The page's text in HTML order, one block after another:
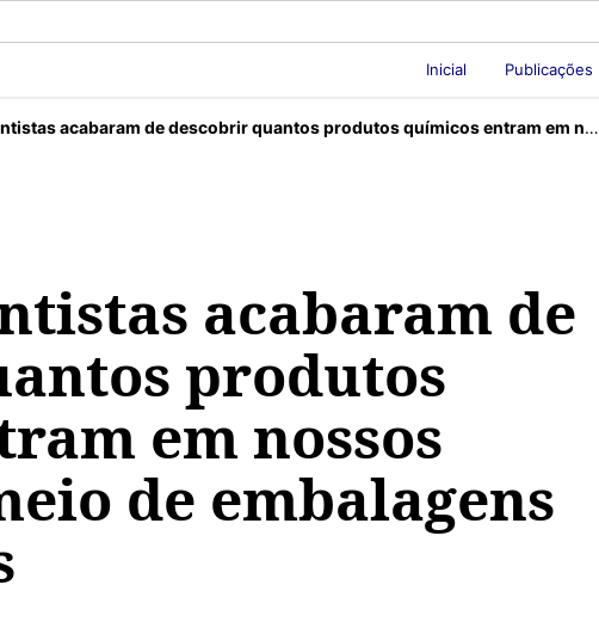
Inicial Publicações
de descobrir quantos produtos químicos entram em nossos corpos por meio de embalagens de alimentos
acabaram de
produtos
em nossos
de embalagens